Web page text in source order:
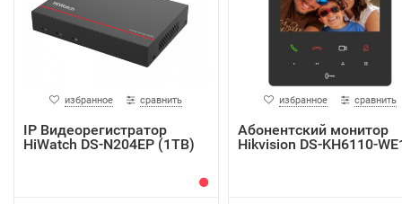
избранное сравнить
IP Видеорегистратор
HiWatch DS-N204EP (1TB)
избранное сравнить
Абонентский монитор
Hikvision DS-KH6110-